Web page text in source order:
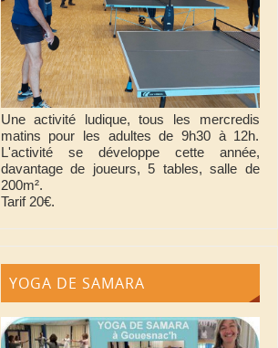
Une activité ludique, tous les mercredis
matins pour les adultes de 9h30 à 12h.
L'activité se développe cette année,
davantage de joueurs, 5 tables, salle de
200m².
Tarif 20€.
YOGA DE SAMARA